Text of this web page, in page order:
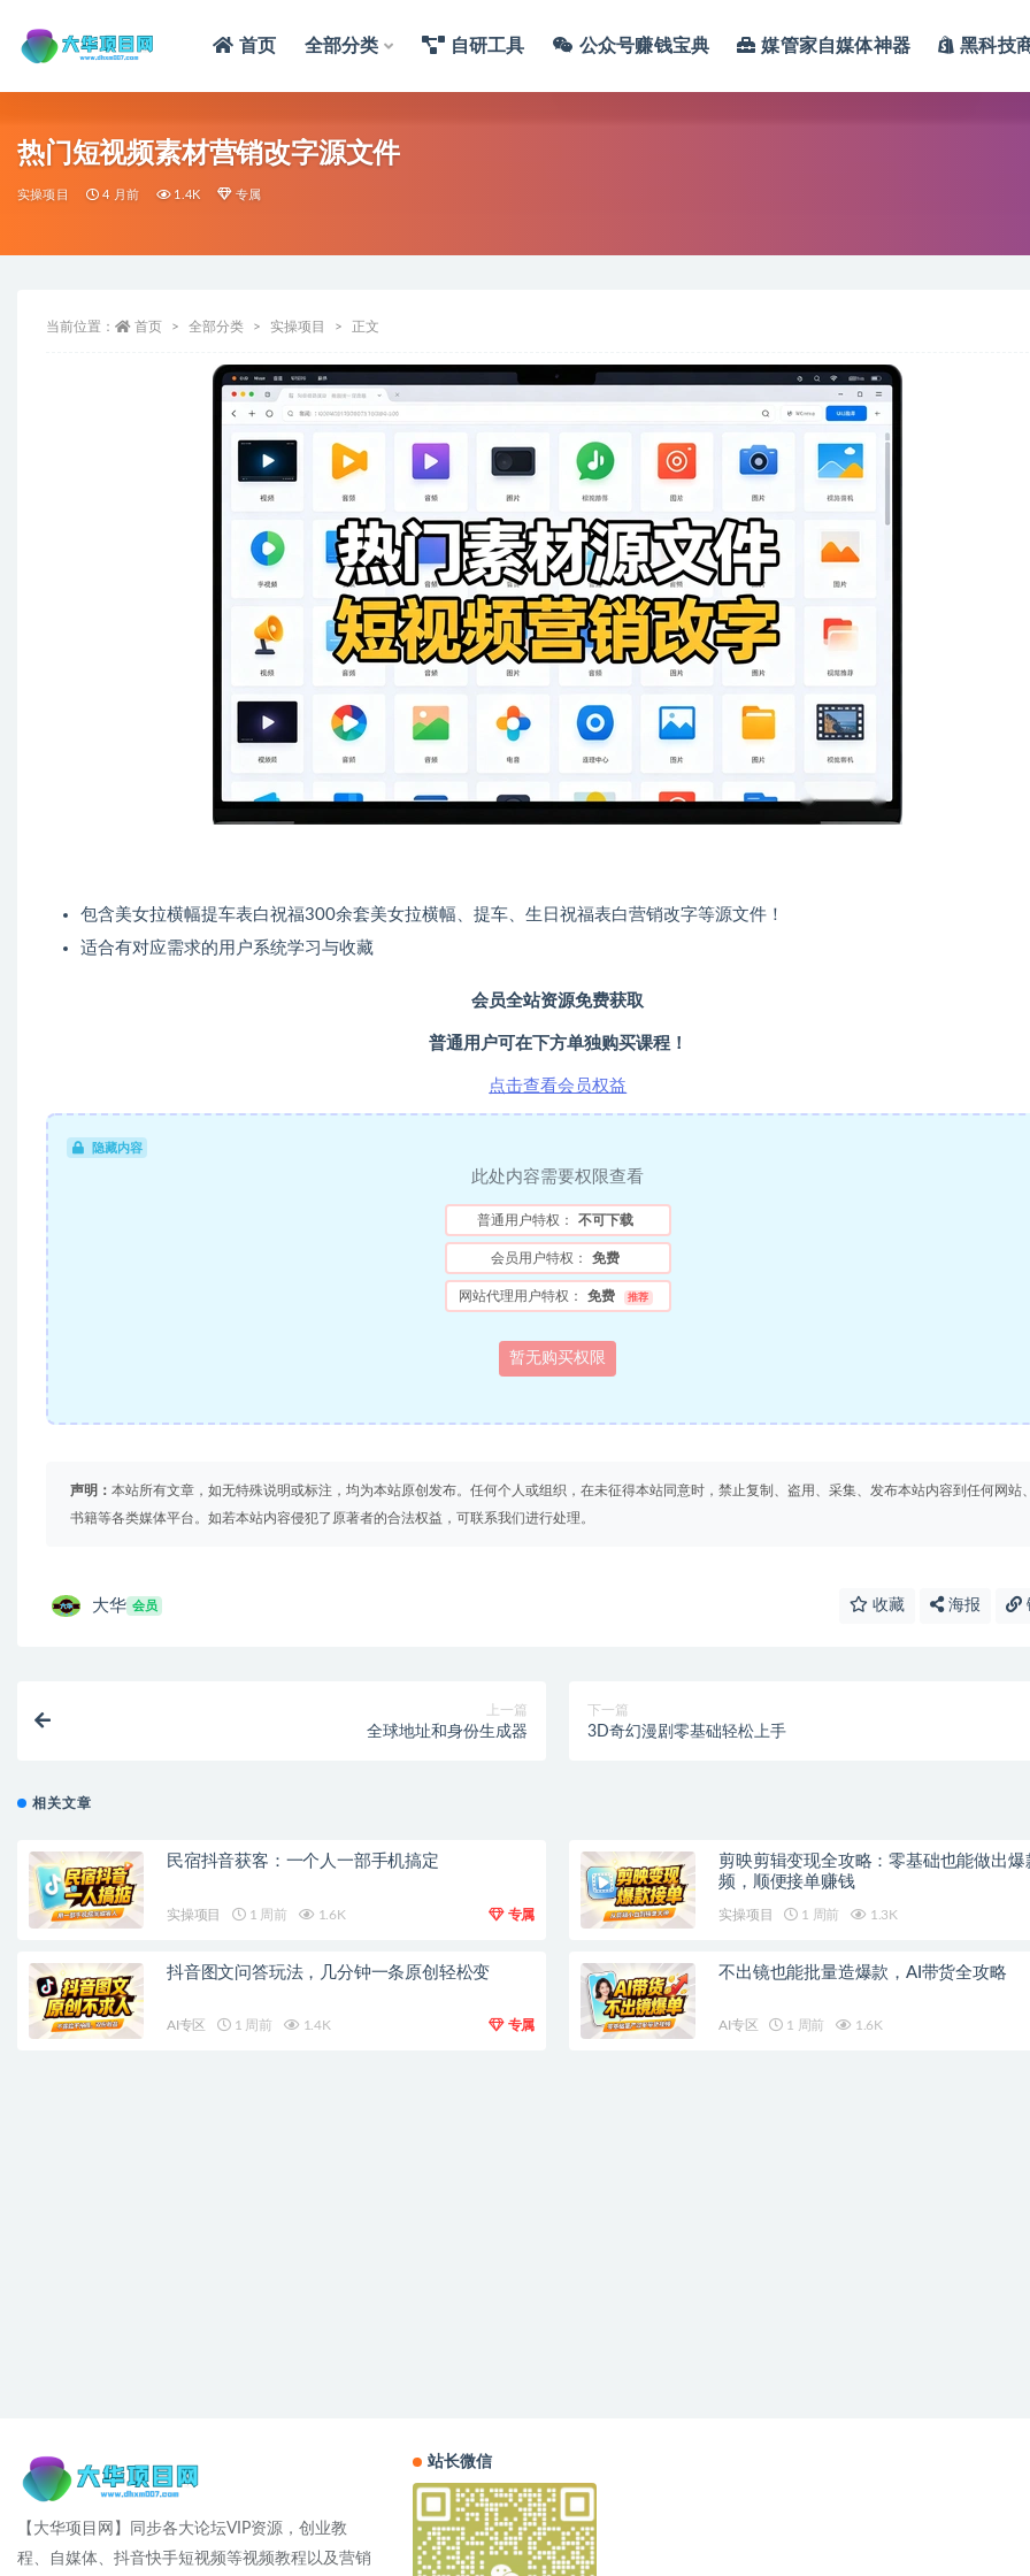
首页 全部分类 自研工具 公众号赚钱宝典 媒管家自媒体神器 黑科技
热门短视频素材营销改字源文件
实操项目 4 月前 1.4K 专属
当前位置： 首页 全部分类 实操项目 正文
包含美女拉横幅提车表白祝福300余套美女拉横幅、提车、生日祝福表白营销改字等源文件！
适合有对应需求的用户系统学习与收藏
会员全站资源免费获取
普通用户可在下方单独购买课程！
点击查看会员权益
隐藏内容
此处内容需要权限查看
普通用户特权： 不可下载
会员用户特权： 免费
网站代理用户特权： 免费 推荐
暂无购买权限
声明： 本站所有文章，如无特殊说明或标注，均为本站原创发布。任何个人或组织，在未征得本站同意时，禁止复制、盗用、采集、发布本站内容到任何网站
书籍等各类媒体平台。如若本站内容侵犯了原著者的合法权益，可联系我们进行处理。
大华 会员 收藏 海报
上一篇
全球地址和身份生成器
下一篇
3D奇幻漫剧零基础轻松上手
相关文章
民宿抖音获客：一个人一部手机搞定
实操项目 1 周前 1.6K 专属
剪映剪辑变现全攻略：零基础也能做出爆
频，顺便接单赚钱
实操项目 1 周前 1.3K
抖音图文问答玩法，几分钟一条原创轻松变
AI专区 1 周前 1.4K 专属
不出镜也能批量造爆款，AI带货全攻略
AI专区 1 周前 1.6K
【大华项目网】同步各大论坛VIP资源，创业教
程、自媒体、抖音快手短视频等视频教程以及营销
站长微信